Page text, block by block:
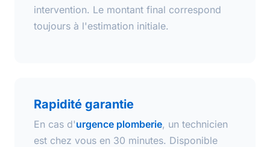
intervention. Le montant final correspond
toujours à l'estimation initiale.
Rapidité garantie
En cas d'urgence plomberie, un technicien
est chez vous en 30 minutes. Disponible